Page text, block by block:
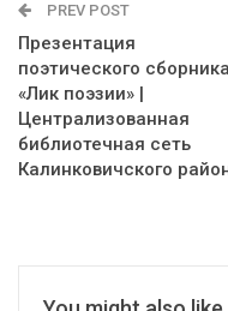
PREV POST
Презентация
поэтического сборника
«Лик поэзии» |
Централизованная
библиотечная сеть
Калинковичского